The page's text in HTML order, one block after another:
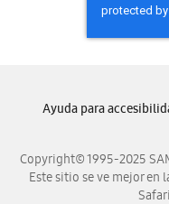
Copyright© 1995-2025
Este sitio se ve mejor en
Ayuda para